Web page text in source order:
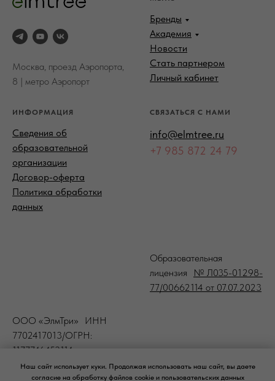
Москва, проезд Аэропорта,
8 | метро Аэропорт
Бренды
Академия
Новости
Стать партнером
Личный кабинет
ИНФОРМАЦИЯ
Сведения об
образовательной
организации
Договор-оферта
Политика обработки
данных
СВЯЗАТЬСЯ С НАМИ
info@elmtree.ru
+7 985 872 24 79
Образовательная
лицензия
№ Л035-01298-
77/00662114 от 07.07.2023
ООО «ЭлмТри» ИНН
7702417013/ОГРН:
1177746453114
Наш сайт использует куки. Продолжая использовать наш сайт, вы даете
согласие на обработку файлов cookie и пользовательских данных